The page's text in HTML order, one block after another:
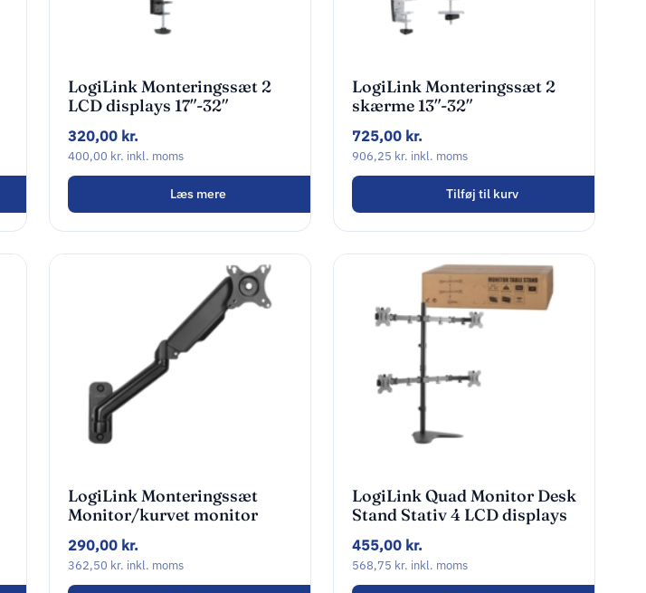
LogiLink Monteringssæt 2
LCD displays 17″-32″
320,00 kr.
400,00 kr. inkl. moms
Læs mere
LogiLink Monteringssæt 2
skærme 13″-32″
725,00 kr.
906,25 kr. inkl. moms
Tilføj til kurv
LogiLink Monteringssæt
Monitor/kurvet monitor
290,00 kr.
362,50 kr. inkl. moms
LogiLink Quad Monitor Desk
Stand Stativ 4 LCD displays
455,00 kr.
568,75 kr. inkl. moms